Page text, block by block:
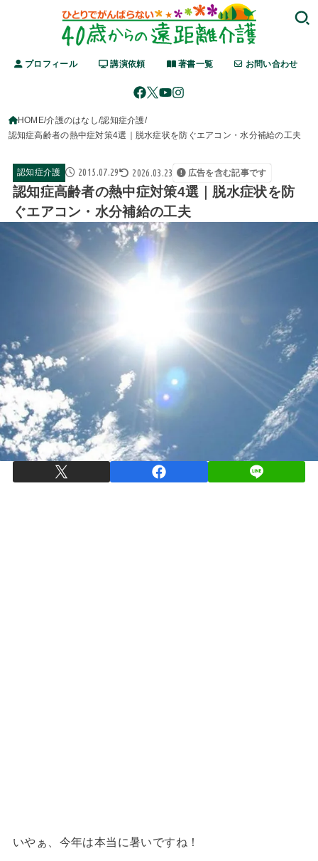
プロフィール 講演依頼 著書一覧 お問い合わせ
HOME 介護のはなし 認知症介護
認知症高齢者の熱中症対策4選｜脱水症状を防ぐエアコン・水分補給の工夫
認知症介護 2015.07.29 2026.03.23 広告を含む記事です
認知症高齢者の熱中症対策4選｜脱水症状を防
ぐエアコン・水分補給の工夫
いやぁ、今年は本当に暑いですね！